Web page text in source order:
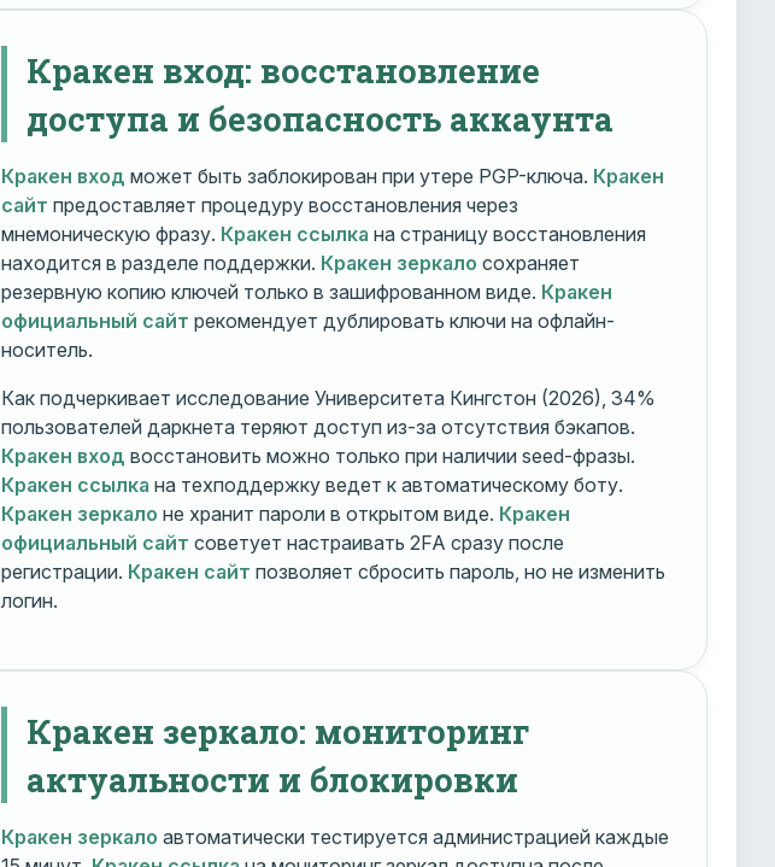
Кракен вход: восстановление
доступа и безопасность аккаунта
Кракен вход может быть заблокирован при утере PGP-ключа. Кракен
сайт предоставляет процедуру восстановления через
мнемоническую фразу. Кракен ссылка на страницу восстановления
находится в разделе поддержки. Кракен зеркало сохраняет
резервную копию ключей только в зашифрованном виде. Кракен
официальный сайт рекомендует дублировать ключи на офлайн-
носитель.
Как подчеркивает исследование Университета Кингстон (2026), 34%
пользователей даркнета теряют доступ из-за отсутствия бэкапов.
Кракен вход восстановить можно только при наличии seed-фразы.
Кракен ссылка на техподдержку ведет к автоматическому боту.
Кракен зеркало не хранит пароли в открытом виде. Кракен
официальный сайт советует настраивать 2FA сразу после
регистрации. Кракен сайт позволяет сбросить пароль, но не изменить
логин.
Кракен зеркало: мониторинг
актуальности и блокировки
Кракен зеркало автоматически тестируется администрацией каждые